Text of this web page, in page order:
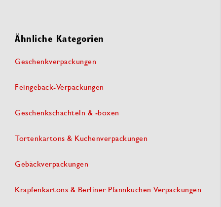
Ähnliche Kategorien
Geschenkverpackungen
Feingebäck-Verpackungen
Geschenkschachteln & -boxen
Tortenkartons & Kuchenverpackungen
Gebäckverpackungen
Krapfenkartons & Berliner Pfannkuchen Verpackungen